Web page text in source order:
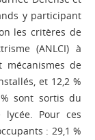
y participant
les critères de
(ANLCI) à
de
et 12,2 %
sont sortis du
Pour ces
: 29,1 %